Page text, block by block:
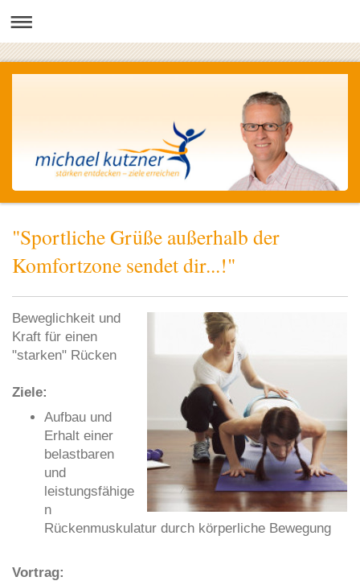
"Sportliche Grüße außerhalb der
Komfortzone sendet dir...!"
Beweglichkeit und
Kraft für einen
"starken" Rücken
Ziele:
Aufbau und
Erhalt einer
belastbaren
und
leistungsfähige
n
Rückenmuskulatur durch körperliche Bewegung
Vortrag: